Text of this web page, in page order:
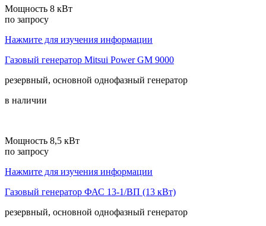
Мощность 8 кВт
по запросу
Нажмите для изучения информации
Газовый генератор Mitsui Power GM 9000
резервный, основной однофазный генератор
в наличии
Мощность 8,5 кВт
по запросу
Нажмите для изучения информации
Газовый генератор ФАС 13-1/ВП (13 кВт)
резервный, основной однофазный генератор